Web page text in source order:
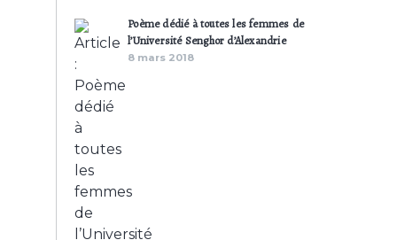
Poème dédié à toutes les femmes de
l’Université Senghor d’Alexandrie
8 mars 2018